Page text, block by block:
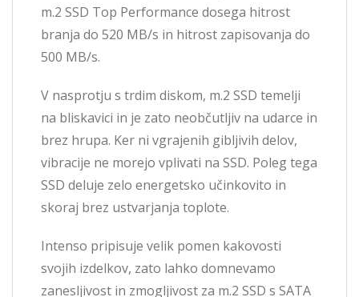
m.2 SSD Top Performance dosega hitrost
branja do 520 MB/s in hitrost zapisovanja do
500 MB/s.
V nasprotju s trdim diskom, m.2 SSD temelji
na bliskavici in je zato neobčutljiv na udarce in
brez hrupa. Ker ni vgrajenih gibljivih delov,
vibracije ne morejo vplivati na SSD. Poleg tega
SSD deluje zelo energetsko učinkovito in
skoraj brez ustvarjanja toplote.
Intenso pripisuje velik pomen kakovosti
svojih izdelkov, zato lahko domnevamo
zanesljivost in zmogljivost za m.2 SSD s SATA